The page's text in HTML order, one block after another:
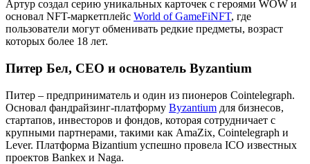
Артур создал серию уникальных карточек с героями WOW и
основал NFT-маркетплейс World of GameFiNFT, где
пользователи могут обменивать редкие предметы, возраст
которых более 18 лет.
Питер Бел, CEO и основатель Byzantium
Питер – предприниматель и один из пионеров Cointelegraph.
Основал фандрайзинг-платформу Byzantium для бизнесов,
стартапов, инвесторов и фондов, которая сотрудничает с
крупными партнерами, такими как AmaZix, Cointelegraph и
Lever. Платформа Bizantium успешно провела ICO известных
проектов Bankex и Naga.